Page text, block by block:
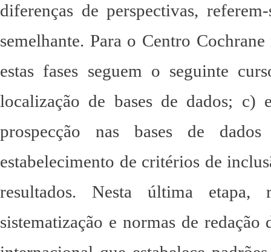
diferenças de perspectivas,
semelhante. Para o Centro
estas fases seguem o seguinte
localização de bases de dados; c)
prospecção nas bases de
estabelecimento de critérios de
resultados. Nesta última
sistematização e normas de